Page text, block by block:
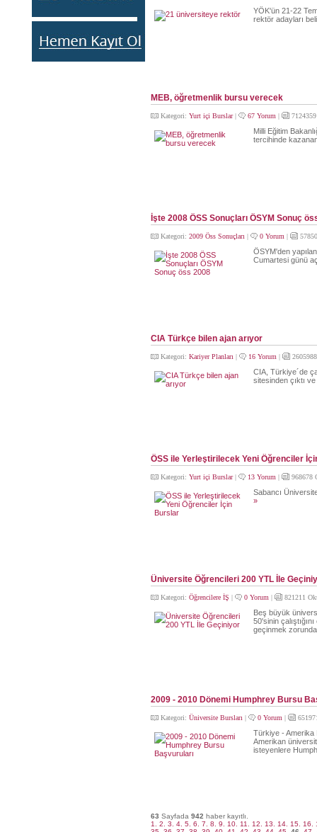
YÖK'ün 21-22
rektör adayları
MEB, öğretmenlik bursu verecek
Kategori: Yurt içi Burslar| 67 Yorum |
Milli Eğitim
tercihinde
İşte 2008 ÖSS Sonuçları ÖSYM Sonuç
Kategori: 2009 Öss Sonuçları | 0 Yorum |
ÖSYM'den
Cumartesi günü
CIA Türkçe bilen ajan arıyor
Kategori: Kariyer Planları | 16 Yorum |
CIA, Türkiye´de
sitesinden çıktı
ÖSS ile Yerleştirilecek Yeni Öğrenciler
Kategori: Yurt içi Burslar| 13 Yorum | 968678
Sabancı
»
Üniversite Öğrencileri 200 YTL İle
Kategori: Öğrencilere İŞ | 0 Yorum | 821211
Beş büyük
50'sinin
geçinmek zorunda
2009 - 2010 Dönemi Humphrey Bursu
Kategori: Üniversite Bursları | 0 Yorum |
Türkiye - Amerika
Amerikan
isteyenlere
63 Sayfada 942 haber kayıtlı.
1.
2. 3. 4. 5. 6. 7. 8. 9. 10. 11. 12. 13. 14. 15. 16.